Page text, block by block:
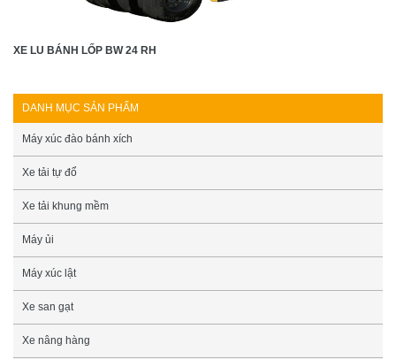
XE LU BÁNH LỐP BW 24 RH
DANH MỤC SẢN PHẨM
Máy xúc đào bánh xích
Xe tải tự đổ
Xe tải khung mềm
Máy ủi
Máy xúc lật
Xe san gạt
Xe nâng hàng